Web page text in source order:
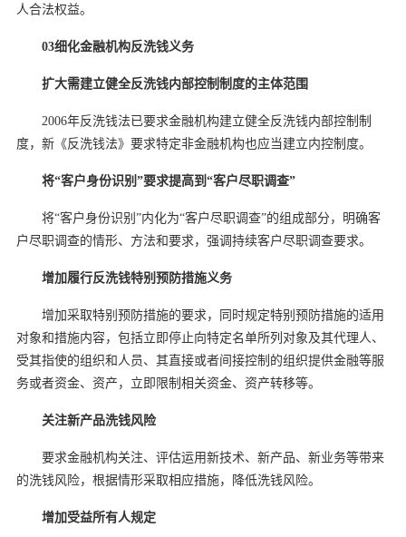
人合法权益。
03细化金融机构反洗钱义务
扩大需建立健全反洗钱内部控制制度的主体范围
2006年反洗钱法已要求金融机构建立健全反洗钱内部控制制
度，新《反洗钱法》要求特定非金融机构也应当建立内控制度。
将“客户身份识别”要求提高到“客户尽职调查”
将“客户身份识别”内化为“客户尽职调查”的组成部分，明确客
户尽职调查的情形、方法和要求，强调持续客户尽职调查要求。
增加履行反洗钱特别预防措施义务
增加采取特别预防措施的要求，同时规定特别预防措施的适用
对象和措施内容，包括立即停止向特定名单所列对象及其代理人、
受其指使的组织和人员、其直接或者间接控制的组织提供金融等服
务或者资金、资产，立即限制相关资金、资产转移等。
关注新产品洗钱风险
要求金融机构关注、评估运用新技术、新产品、新业务等带来
的洗钱风险，根据情形采取相应措施，降低洗钱风险。
增加受益所有人规定